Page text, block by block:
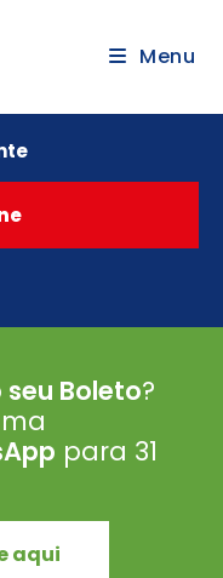
Menu
seu Boleto?
para 31
aqui